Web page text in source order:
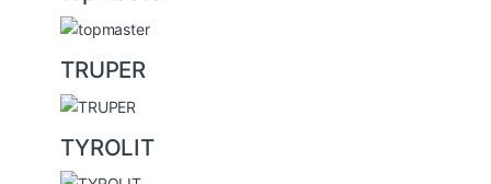
TRUPER
TYROLIT